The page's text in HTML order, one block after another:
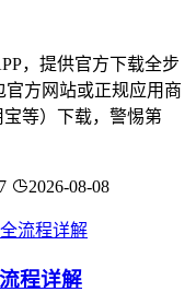
，提供官方下载全步
方网站或正规应用商
宝等）下载，警惕第
2026-08-08
程详解